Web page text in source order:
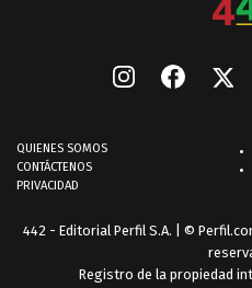
QUIENES SOMOS
CONTÁCTENOS
PRIVACIDAD
442 - Editorial Perfil S.A. | ©
Registro de la propiedad